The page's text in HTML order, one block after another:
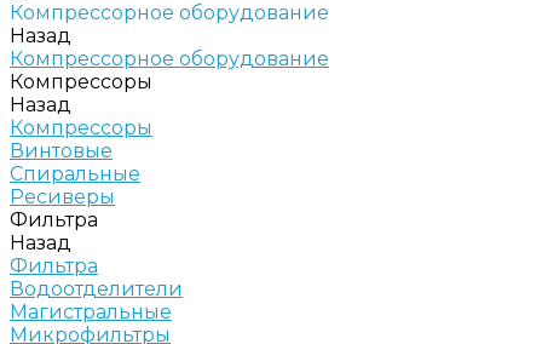
Компрессорное оборудование
Назад
Компрессорное оборудование
Компрессоры
Назад
Компрессоры
Винтовые
Спиральные
Ресиверы
Фильтра
Назад
Фильтра
Водоотделители
Магистральные
Микрофильтры